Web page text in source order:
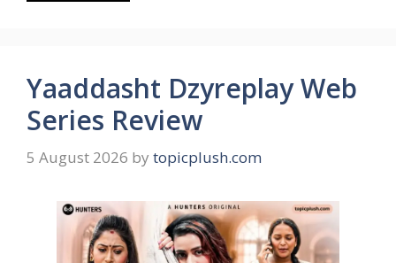
Yaaddasht Dzyreplay Web
Series Review
5 August 2026 by topicplush.com